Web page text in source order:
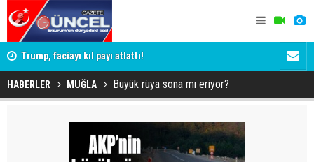
3 Trump, faciayı kıl payı atlattı!
HABERLER MUĞLA Büyük rüya sona mı eriyor?